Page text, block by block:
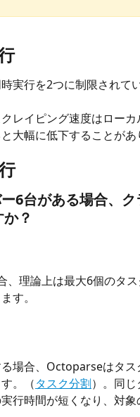
実行を2つに制限されて
レイピング速度はロー
大幅に低下することがあ
6台がある場合、
？
、理論上は最大6個のタ
す。
場合、Octoparseはタ
。（タスク分割）。同
行時間が短くなり、対